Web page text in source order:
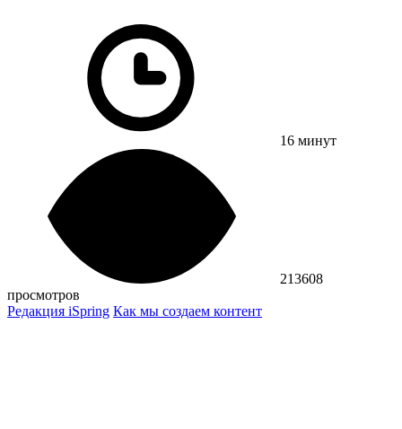
16 минут
213608
просмотров
Редакция iSpring Как мы создаем контент